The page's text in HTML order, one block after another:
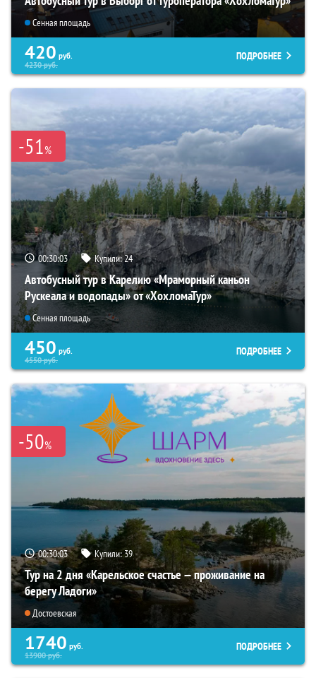
Сенная площадь
420 руб.
4230руб.
ПОДРОБНЕЕ
-51%
00:30:02 Купили:24
Автобусный тур в Карелию «Мраморный каньон
Рускеала и водопады» от «ХохломаТур»
Сенная площадь
450 руб.
4550руб.
ПОДРОБНЕЕ
-50%
00:30:02 Купили:39
Тур на 2 дня «Карельское счастье — проживание на
берегу Ладоги»
Достоевская
1740 руб.
13900руб.
ПОДРОБНЕЕ